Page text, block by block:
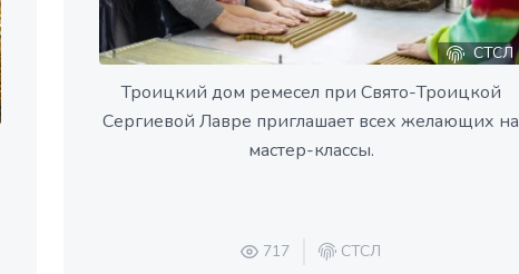
СТСЛ
Троицкий дом ремесел при Свято-Троицкой
Сергиевой Лавре приглашает всех желающих на
мастер-классы.
717 СТСЛ